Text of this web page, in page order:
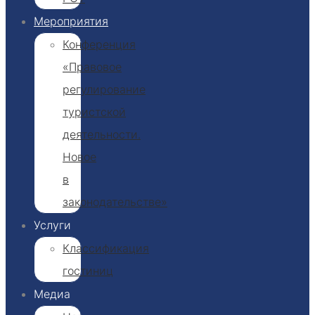
Мероприятия
Конференция
«Правовое
регулирование
туристской
деятельности.
Новое
в
законодательстве»
Услуги
Классификация
гостиниц​
Медиа